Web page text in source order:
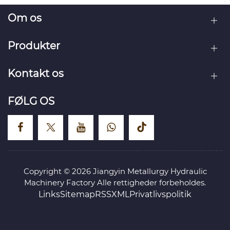
Om os
Produkter
Kontakt os
FØLG OS
Copyright © 2026 Jiangyin Metallurgy Hydraulic
Machinery Factory Alle rettigheder forbeholdes.
LinksSitemapRSSXMLPrivatlivspolitik